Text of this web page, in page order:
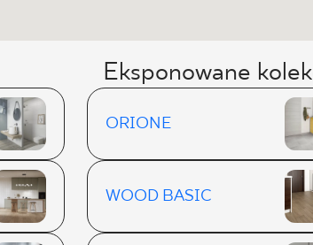
Eksponowane
ORIONE
WOOD BASIC